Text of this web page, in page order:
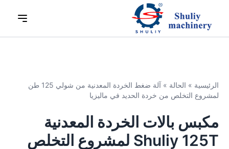
الرئيسية » الحالة »
آلة ضغط الخردة المعدنية من شولي 125 طن
لمشروع التخلص من خردة الحديد في ماليزيا
مكبس بالات الخردة المعدنية
Shuliy 125T لمشروع التخلص